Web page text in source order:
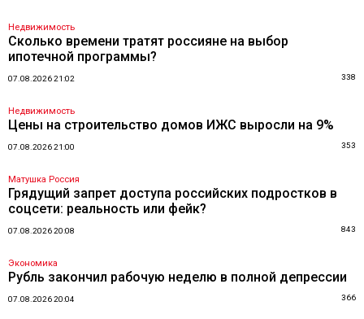
Недвижимость
Сколько времени тратят россияне на выбор
ипотечной программы?
07.08.2026 21:02 338
Недвижимость
Цены на строительство домов ИЖС выросли на 9%
07.08.2026 21:00 353
Матушка Россия
Грядущий запрет доступа российских подростков в
соцсети: реальность или фейк?
07.08.2026 20:08 843
Экономика
Рубль закончил рабочую неделю в полной депрессии
07.08.2026 20:04 366